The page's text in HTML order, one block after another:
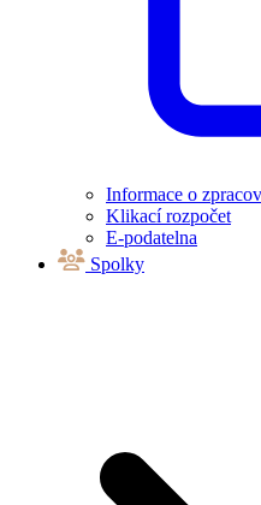
Informace o
Klikací rozpočet
E-podatelna
Spolky